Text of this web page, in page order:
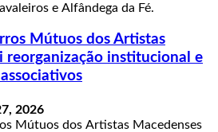
e Alfândega da Fé.
Mútuos dos Artistas
reorganização institucional e
2026
Mútuos dos Artistas Macedenses